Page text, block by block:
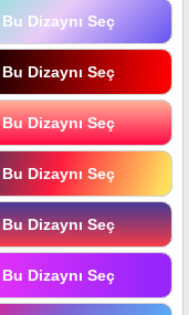
Bu Dizaynı Seç
Bu Dizaynı Seç
Bu Dizaynı Seç
Bu Dizaynı Seç
Bu Dizaynı Seç
Bu Dizaynı Seç